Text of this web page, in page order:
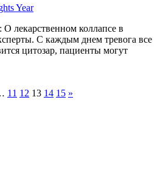
Year
О лекарственном коллапсе в
С каждым днем тревога все
цитозар, пациенты могут
11 12 13 14 15 »